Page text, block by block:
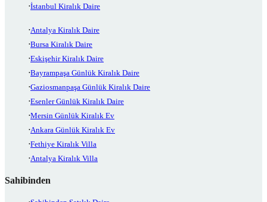
İstanbul Kiralık Daire
Antalya Kiralık Daire
Bursa Kiralık Daire
Eskişehir Kiralık Daire
Bayrampaşa Günlük Kiralık Daire
Gaziosmanpaşa Günlük Kiralık Daire
Esenler Günlük Kiralık Daire
Mersin Günlük Kiralık Ev
Ankara Günlük Kiralık Ev
Fethiye Kiralık Villa
Antalya Kiralık Villa
Sahibinden